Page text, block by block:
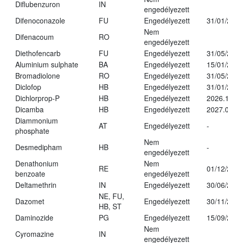
Diflubenzuron
IN
engedélyezett
Difenoconazole
FU Engedélyezett
31/
Difenacoum
RO
Nem
engedélyezett
Diethofencarb
FU Engedélyezett
31/
Aluminium sulphate
BA Engedélyezett
15/
Bromadiolone
RO Engedélyezett
31/
Diclofop
HB Engedélyezett
31/
Dichlorprop-P
HB Engedélyezett
Dicamba
HB Engedélyezett
Diammonium
phosphate
AT Engedélyezett -
Desmedipham HB
Nem
engedélyezett
-
Denathonium
benzoate
RE
Nem
engedélyezett
01/
Deltamethrin
IN Engedélyezett
30/
Dazomet
NE, FU,
HB, ST
Engedélyezett
30/
Daminozide
PG Engedélyezett
15/
Cyromazine
IN
Nem
engedélyezett